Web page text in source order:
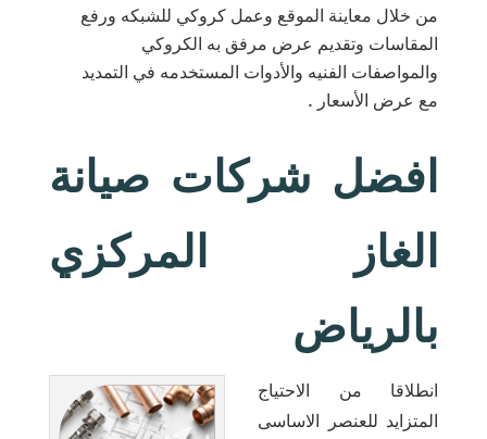
من خلال معاينة الموقع وعمل كروكي للشبكه ورفع
المقاسات وتقديم عرض مرفق به الكروكي
والمواصفات الفنيه والأدوات المستخدمه في التمديد
مع عرض الأسعار .
افضل شركات صيانة
الغاز المركزي
بالرياض
انطلاقا من الاحتياج
المتزايد للعنصر الاساسى